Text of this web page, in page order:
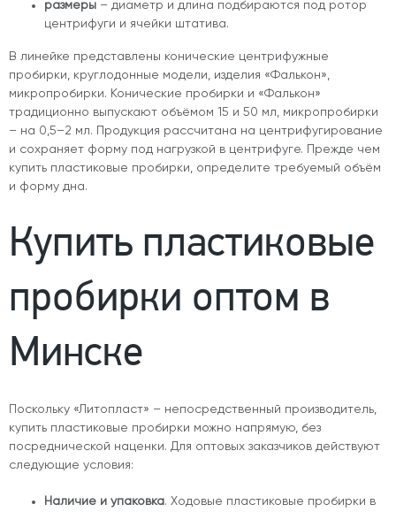
размеры – диаметр и длина подбираются под ротор
центрифуги и ячейки штатива.
В линейке представлены конические центрифужные
пробирки, круглодонные модели, изделия «Фалькон»,
микропробирки. Конические пробирки и «Фалькон»
традиционно выпускают объёмом 15 и 50 мл, микропробирки
– на 0,5–2 мл. Продукция рассчитана на центрифугирование
и сохраняет форму под нагрузкой в центрифуге. Прежде чем
купить пластиковые пробирки , определите требуемый объём
и форму дна.
Купить пластиковые
пробирки оптом в
Минске
Поскольку «Литопласт» – непосредственный производитель,
купить пластиковые пробирки можно напрямую, без
посреднической наценки. Для оптовых заказчиков действуют
следующие условия:
Наличие и упаковка. Ходовые пластиковые пробирки в